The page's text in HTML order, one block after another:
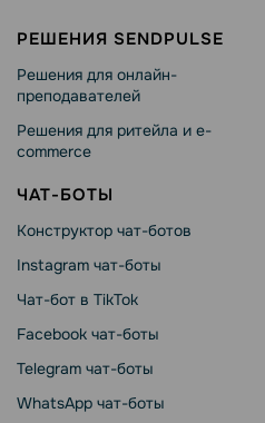
РЕШЕНИЯ SENDPULSE
Решения для онлайн-
преподавателей
Решения для ритейла и e-
commerce
ЧАТ-БОТЫ
Конструктор чат-ботов
Instagram чат-боты
Чат-бот в TikTok
Facebook чат-боты
Telegram чат-боты
WhatsApp чат-боты